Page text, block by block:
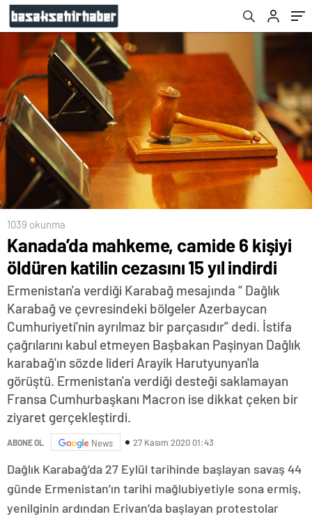
1039 okunma
Kanada’da mahkeme, camide 6 kişiyi
öldüren katilin cezasını 15 yıl indirdi
Ermenistan'a verdiği Karabağ mesajında “ Dağlık
Karabağ ve çevresindeki bölgeler Azerbaycan
Cumhuriyeti'nin ayrılmaz bir parçasıdır” dedi. İstifa
çağrılarını kabul etmeyen Başbakan Paşinyan Dağlık
karabağ'ın sözde lideri Arayik Harutyunyan'la
görüştü. Ermenistan'a verdiği desteği saklamayan
Fransa Cumhurbaşkanı Macron ise dikkat çeken bir
ziyaret gerçekleştirdi.
ABONE OL News 27 Kasım 2020 01:43
Dağlık Karabağ’da 27 Eylül tarihinde başlayan savaş 44
günde Ermenistan’ın tarihi mağlubiyetiyle sona ermiş,
yenilginin ardından Erivan’da başlayan protestolar